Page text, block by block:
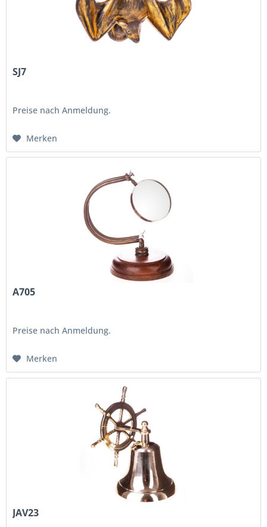
SJ7
Preise nach Anmeldung.
Merken
A705
Preise nach Anmeldung.
Merken
JAV23